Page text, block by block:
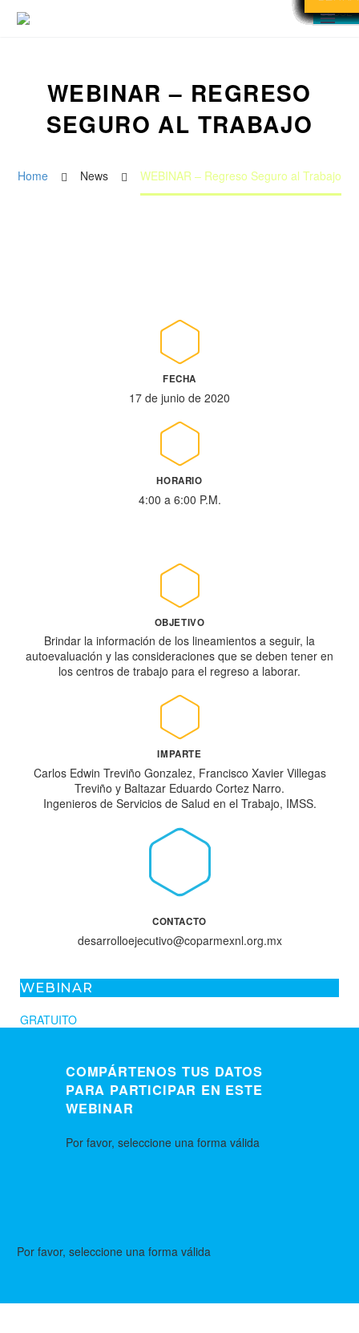
WEBINAR – REGRESO
SEGURO AL TRABAJO
Home News WEBINAR – Regreso Seguro al Trabajo
FECHA
17 de junio de 2020
HORARIO
4:00 a 6:00 P.M.
OBJETIVO
Brindar la información de los lineamientos a seguir, la
autoevaluación y las consideraciones que se deben tener en
los centros de trabajo para el regreso a laborar.
IMPARTE
Carlos Edwin Treviño Gonzalez, Francisco Xavier Villegas
Treviño y Baltazar Eduardo Cortez Narro.
Ingenieros de Servicios de Salud en el Trabajo, IMSS.
CONTACTO
desarrolloejecutivo@coparmexnl.org.mx
WEBINAR
GRATUITO
COMPÁRTENOS TUS DATOS
PARA PARTICIPAR EN ESTE
WEBINAR
Por favor, seleccione una forma válida
Por favor, seleccione una forma válida
CLOSE
CLOSE
CLOSE